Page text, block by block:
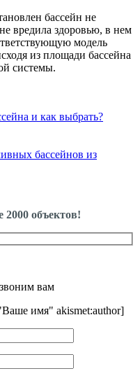
бассейн не
вредила здоровью, в нем
модель
из площади бассейна
системы.
и как выбрать?
бассейнов из
2000 объектов!
вам
имя" akismet:author]